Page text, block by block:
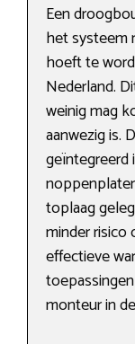
Een
het systeem
hoeft te
Nederland.
weinig mag
aanwezig is.
geïntegreerd
toplaag
minder risico
effectieve
monteur in